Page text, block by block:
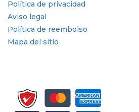
Política de privacidad
Aviso legal
Política de reembolso
Mapa del sitio